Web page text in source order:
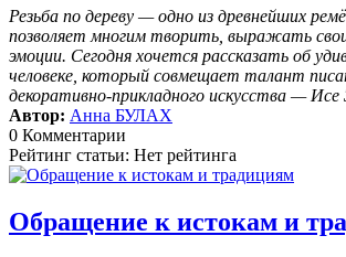
Резьба по дереву — одно из древнейших
позволяет многим творить, выражать
эмоции. Сегодня хочется рассказать об
человеке, который совмещает талант
декоративно-прикладного искусства — Исе
Автор: Анна БУЛАХ
0 Комментарии
Рейтинг статьи: Нет рейтинга
Обращение к истокам и